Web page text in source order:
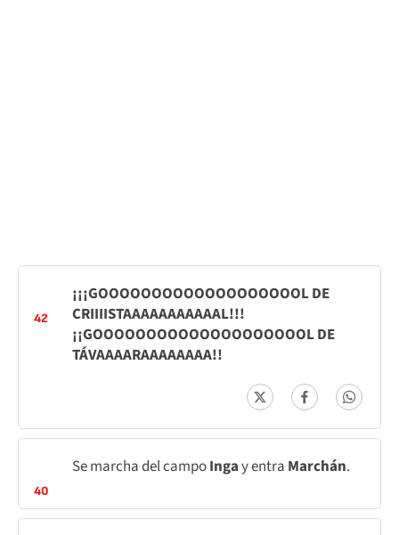
42
¡¡¡GOOOOOOOOOOOOOOOOOOOL DE
CRIIIISTAAAAAAAAAAAL!!!
¡¡GOOOOOOOOOOOOOOOOOOOOL DE
TÁVAAAARAAAAAAAA!!
40
Se marcha del campoIngay entra Marchán.